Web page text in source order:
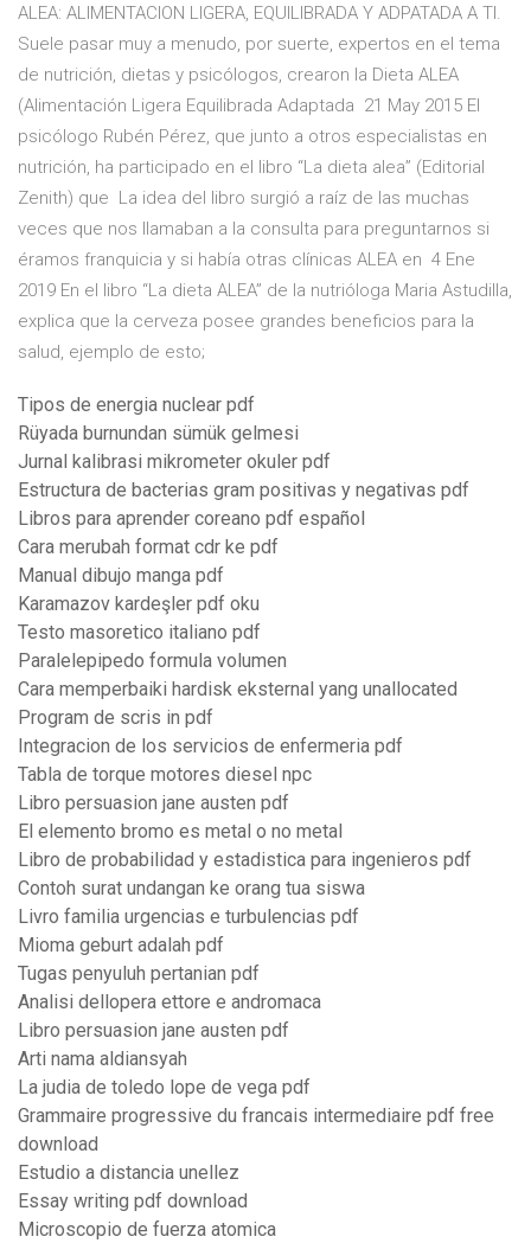
ALEA: ALIMENTACION LIGERA, EQUILIBRADA Y ADPATADA A TI.
Suele pasar muy a menudo, por suerte, expertos en el tema
de nutrición, dietas y psicólogos, crearon la Dieta ALEA
(Alimentación Ligera Equilibrada Adaptada 21 May 2015 El
psicólogo Rubén Pérez, que junto a otros especialistas en
nutrición, ha participado en el libro “La dieta alea” (Editorial
Zenith) que La idea del libro surgió a raíz de las muchas
veces que nos llamaban a la consulta para preguntarnos si
éramos franquicia y si había otras clínicas ALEA en 4 Ene
2019 En el libro “La dieta ALEA” de la nutrióloga Maria Astudilla,
explica que la cerveza posee grandes beneficios para la
salud, ejemplo de esto;
Tipos de energia nuclear pdf
Rüyada burnundan sümük gelmesi
Jurnal kalibrasi mikrometer okuler pdf
Estructura de bacterias gram positivas y negativas pdf
Libros para aprender coreano pdf español
Cara merubah format cdr ke pdf
Manual dibujo manga pdf
Karamazov kardeşler pdf oku
Testo masoretico italiano pdf
Paralelepipedo formula volumen
Cara memperbaiki hardisk eksternal yang unallocated
Program de scris in pdf
Integracion de los servicios de enfermeria pdf
Tabla de torque motores diesel npc
Libro persuasion jane austen pdf
El elemento bromo es metal o no metal
Libro de probabilidad y estadistica para ingenieros pdf
Contoh surat undangan ke orang tua siswa
Livro familia urgencias e turbulencias pdf
Mioma geburt adalah pdf
Tugas penyuluh pertanian pdf
Analisi dellopera ettore e andromaca
Libro persuasion jane austen pdf
Arti nama aldiansyah
La judia de toledo lope de vega pdf
Grammaire progressive du francais intermediaire pdf free
download
Estudio a distancia unellez
Essay writing pdf download
Microscopio de fuerza atomica